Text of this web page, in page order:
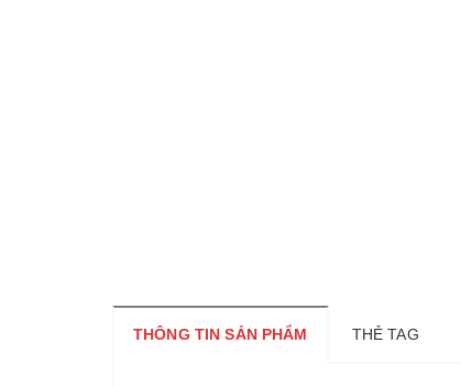
THÔNG TIN SẢN PHẨM THẺ TAG